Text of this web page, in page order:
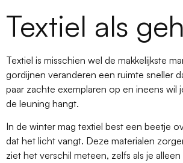
Textiel als
Textiel is misschien wel de makkelijkste
gordijnen veranderen een ruimte sneller
paar zachte exemplaren op en ineens
de leuning hangt.
In de winter mag textiel best een beetje
dat het licht vangt. Deze materialen
ziet het verschil meteen, zelfs als je